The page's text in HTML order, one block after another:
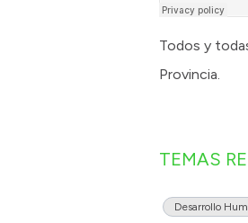
Todos y
Provincia.
TEMAS
Desarrollo